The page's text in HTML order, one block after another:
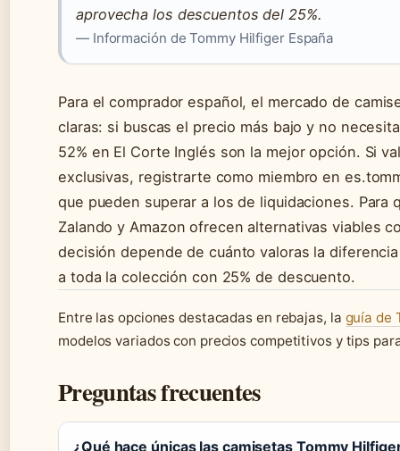
aprovecha los descuentos del 25%.
— Información de Tommy Hilfiger España
Para el comprador español, el mercado de
claras: si buscas el precio más bajo y no
52% en El Corte Inglés son la mejor opción. Si
exclusivas, registrarte como miembro en
que pueden superar a los de liquidaciones.
Zalando y Amazon ofrecen alternativas viables
decisión depende de cuánto valoras la
a toda la colección con 25% de descuento.
Entre las opciones destacadas en rebajas, la guía de
modelos variados con precios competitivos y tips
Preguntas frecuentes
¿Qué hace únicas las camisetas Tommy